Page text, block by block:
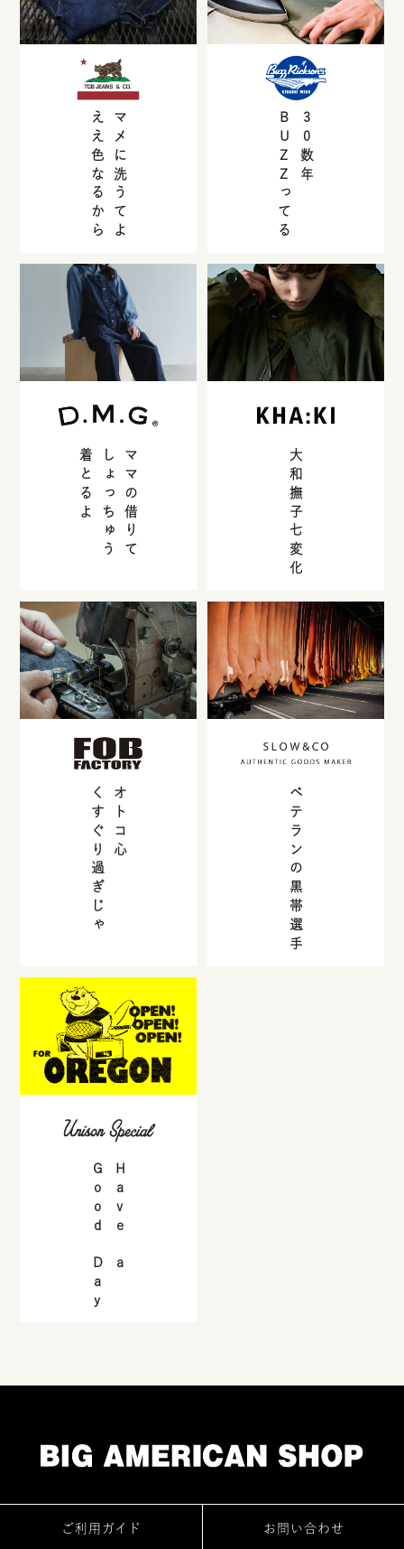
マメに洗うてよ
ええ色なるから
30
数年
BUZZ
ってる
ママの借りて
しょっちゅう
着とるよ 大和撫子七変化
オトコ心
くすぐり過ぎじゃ ベテランの黒帯選手
Have a
Good Day
ご利用ガイド お問い合わせ